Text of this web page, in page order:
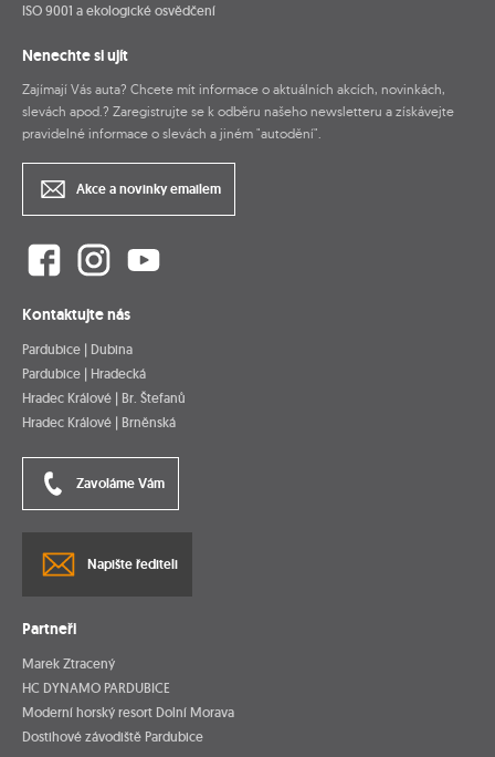
ISO 9001 a ekologické osvědčení
Nenechte si ujít
Zajímají Vás auta? Chcete mít informace o aktuálních akcích, novinkách,
slevách apod.? Zaregistrujte se k odběru našeho newsletteru a získávejte
pravidelné informace o slevách a jiném "autodění".
Akce a novinky emailem
Kontaktujte nás
Pardubice | Dubina
Pardubice | Hradecká
Hradec Králové | Br. Štefanů
Hradec Králové | Brněnská
Zavoláme Vám
Napište řediteli
Partneři
Marek Ztracený
HC DYNAMO PARDUBICE
Moderní horský resort Dolní Morava
Dostihové závodiště Pardubice